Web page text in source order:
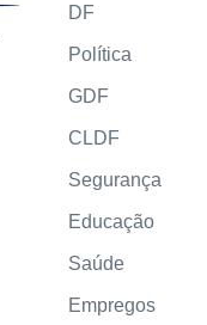
DF
Política
GDF
CLDF
Segurança
Educação
Saúde
Empregos